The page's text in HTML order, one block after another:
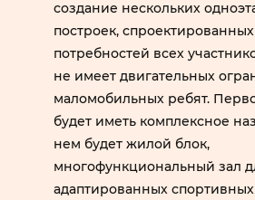
создание нескольких
построек,
потребностей всех
не имеет двигательных
маломобильных ребят.
будет иметь комплексное
нем будет жилой блок,
многофункциональный зал
адаптированных